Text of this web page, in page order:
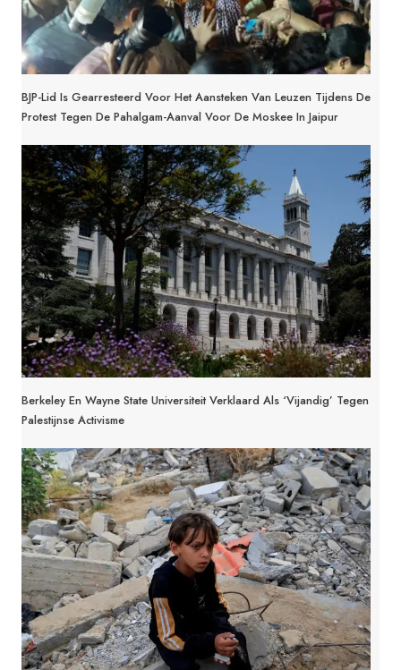
BJP-Lid Is Gearresteerd Voor Het Aansteken Van Leuzen Tijdens De
Protest Tegen De Pahalgam-Aanval Voor De Moskee In Jaipur
Berkeley En Wayne State Universiteit Verklaard Als ‘vijandig’ Tegen
Palestijnse Activisme